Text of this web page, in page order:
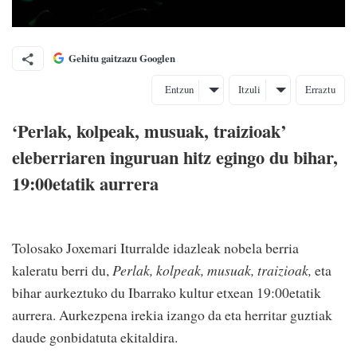
Gehitu gaitzazu Googlen
Entzun Itzuli Erraztu
‘Perlak, kolpeak, musuak, traizioak’
eleberriaren inguruan hitz egingo du bihar,
19:00etatik aurrera
Tolosako Joxemari Iturralde idazleak nobela berria
kaleratu berri du, Perlak, kolpeak, musuak, traizioak, eta
bihar aurkeztuko du Ibarrako kultur etxean 19:00etatik
aurrera. Aurkezpena irekia izango da eta herritar guztiak
daude gonbidatuta ekitaldira.